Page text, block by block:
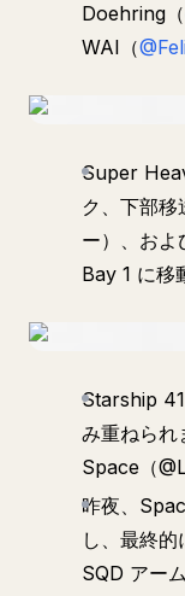
Doehring（
WAI（
Super
ク、下部
ー）、お
Bay 1 に移
Starship
み重ねられ
Space（
昨夜、
し、最終的
SQD アー